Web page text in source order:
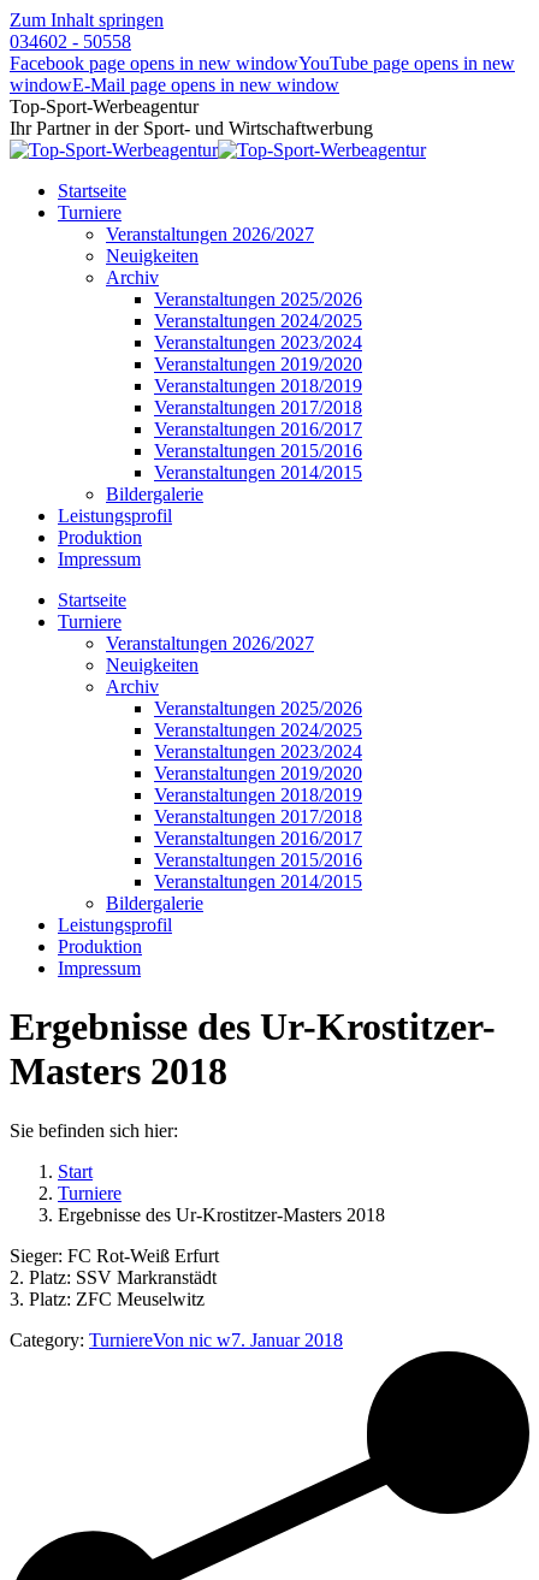
Zum Inhalt springen
034602 - 50558
Facebook page opens in new windowYouTube page opens in new
windowE-Mail page opens in new window
Top-Sport-Werbeagentur
Ihr Partner in der Sport- und Wirtschaftwerbung
Startseite
Turniere
Veranstaltungen 2026/2027
Neuigkeiten
Archiv
Veranstaltungen 2025/2026
Veranstaltungen 2024/2025
Veranstaltungen 2023/2024
Veranstaltungen 2019/2020
Veranstaltungen 2018/2019
Veranstaltungen 2017/2018
Veranstaltungen 2016/2017
Veranstaltungen 2015/2016
Veranstaltungen 2014/2015
Bildergalerie
Leistungsprofil
Produktion
Impressum
Startseite
Turniere
Veranstaltungen 2026/2027
Neuigkeiten
Archiv
Veranstaltungen 2025/2026
Veranstaltungen 2024/2025
Veranstaltungen 2023/2024
Veranstaltungen 2019/2020
Veranstaltungen 2018/2019
Veranstaltungen 2017/2018
Veranstaltungen 2016/2017
Veranstaltungen 2015/2016
Veranstaltungen 2014/2015
Bildergalerie
Leistungsprofil
Produktion
Impressum
Ergebnisse des Ur-Krostitzer-
Masters 2018
Sie befinden sich hier:
Start
Turniere
Ergebnisse des Ur-Krostitzer-Masters 2018
Sieger: FC Rot-Weiß Erfurt
2. Platz: SSV Markranstädt
3. Platz: ZFC Meuselwitz
Category: TurniereVon nic w7. Januar 2018